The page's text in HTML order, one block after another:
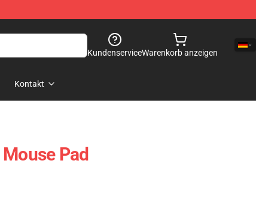
KundenserviceWarenkorb anzeigen
Kontakt
Pad